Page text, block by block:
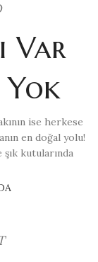
Var
Yok
ise herkese
en doğal yolu!
kutularında